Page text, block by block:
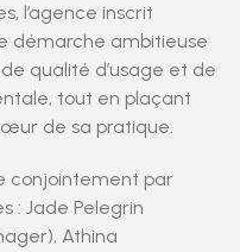
l’agence inscrit
démarche ambitieuse
qualité d’usage et de
tout en plaçant
de sa pratique.
conjointement par
: Jade Pelegrin
Athina